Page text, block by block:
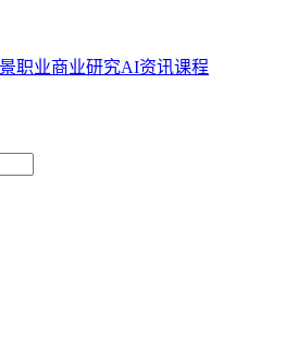
职业商业研究AI资讯课程